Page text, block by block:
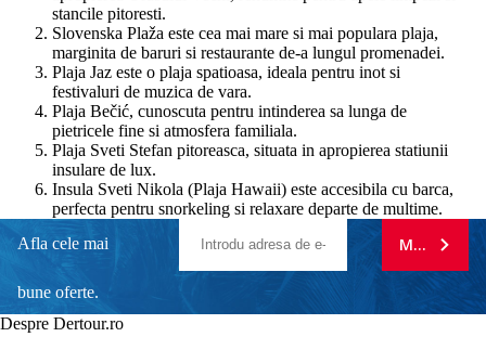
stancile pitoresti.
Slovenska Plaža este cea mai mare si mai populara plaja,
marginita de baruri si restaurante de-a lungul promenadei.
Plaja Jaz este o plaja spatioasa, ideala pentru inot si
festivaluri de muzica de vara.
Plaja Bečić, cunoscuta pentru intinderea sa lunga de
pietricele fine si atmosfera familiala.
Plaja Sveti Stefan pitoreasca, situata in apropierea statiunii
insulare de lux.
Insula Sveti Nikola (Plaja Hawaii) este accesibila cu barca,
perfecta pentru snorkeling si relaxare departe de multime.
Afla cele mai
bune oferte.
MA
Despre Dertour.ro